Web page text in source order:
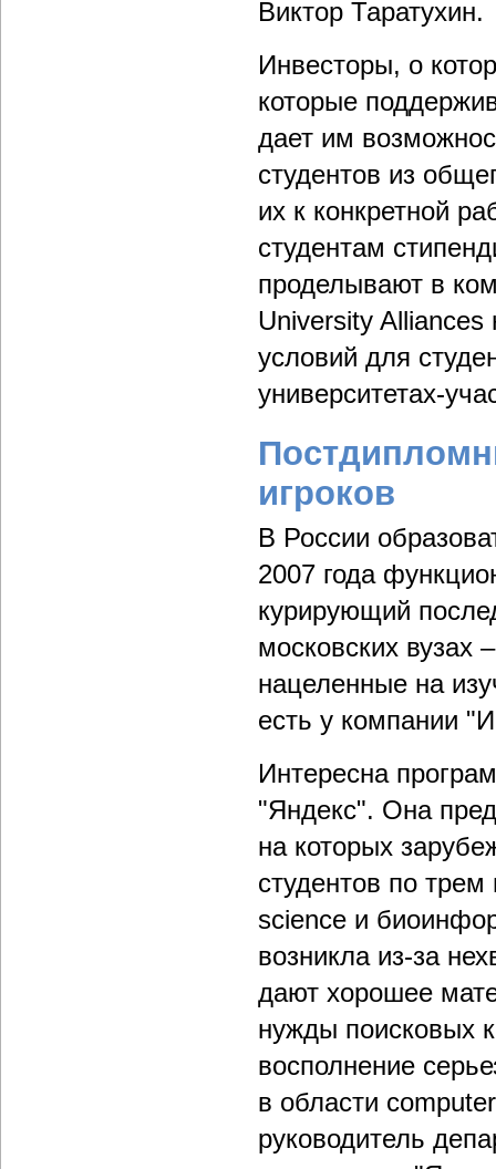
Виктор Таратухин.
Инвесторы, о
которые
дает им
студентов из
их к конкретной
студентам
проделывают в
University Alliances
условий для
университетах-
игроков
В России
2007 года
курирующий
московских
нацеленные на
есть у компании
Интересна
"Яндекс". Она
на которых
студентов по
science и
возникла из-за
дают хорошее
нужды поисковых
восполнение
в области
руководитель